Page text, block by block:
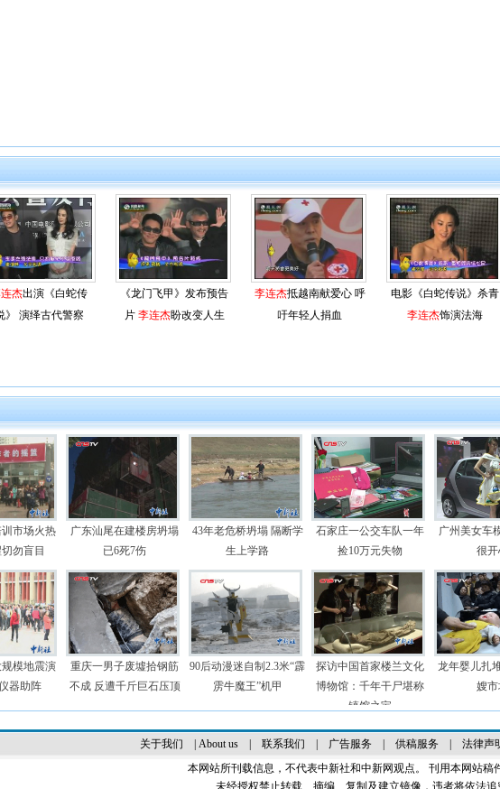
杰出演《白蛇传
》 演绎古代警察
《龙门飞甲》发布预告
片 李连杰盼改变人生
李连杰抵越南献爱心 呼
吁年轻人捐血
电影《白蛇传说》杀青
李连杰饰演法海
市场火热
勿盲目
广东汕尾在建楼房坍塌
已6死7伤
43年老危桥坍塌 隔断学
生上学路
石家庄一公交车队一年
捡10万元失物
广州美女车
很
模地震演
器助阵
重庆一男子废墟拾钢筋
不成 反遭千斤巨石压顶
90后动漫迷自制2.3米“霹
雳牛魔王”机甲
探访中国首家楼兰文化
博物馆：千年干尸堪称
镇馆之宝
龙年婴儿扎
嫂市
关于我们 About us| 联系我们 广告服务| 供稿服务| 法律声
本网站所刊载信息，不代表中新社和中新网观点。 刊用本网站稿
未经授权禁止转载、摘编、复制及建立镜像，违者将依法追